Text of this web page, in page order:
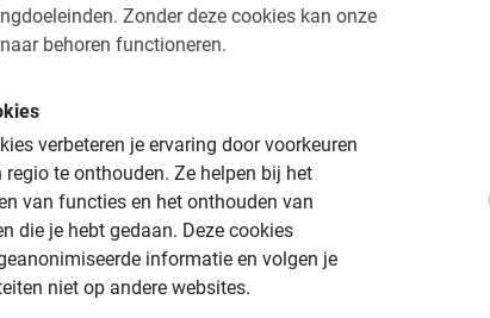
Zonder deze cookies kan onze
behoren functioneren.
verbeteren je ervaring door voorkeuren
te onthouden. Ze helpen bij het
van functies en het onthouden van
die je hebt gedaan. Deze cookies
informatie en volgen je
niet op andere websites.
rijbewijs of ID kaart
waarde van de fiets
vooraf